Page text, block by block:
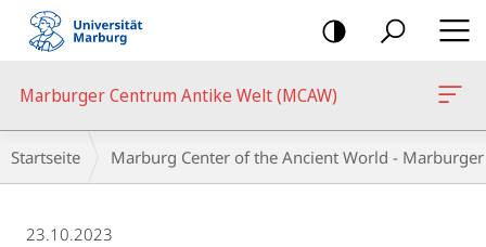
Mobile-
Navigation
Marburger Centrum Antike Welt (MCAW)
Breadcrumb-
Navigation
Startseite Marburg Center of the Ancient World -
23.10.2023